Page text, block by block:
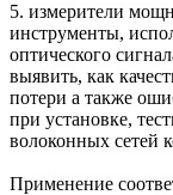
5. измерители
инструменты,
оптического
выявить, как
потери а также
при установке,
волоконных сетей
Применение